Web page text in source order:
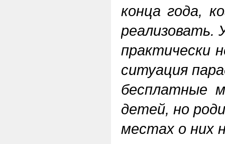
конца года,
практически
ситуация
бесплатные
детей, но
местах о них